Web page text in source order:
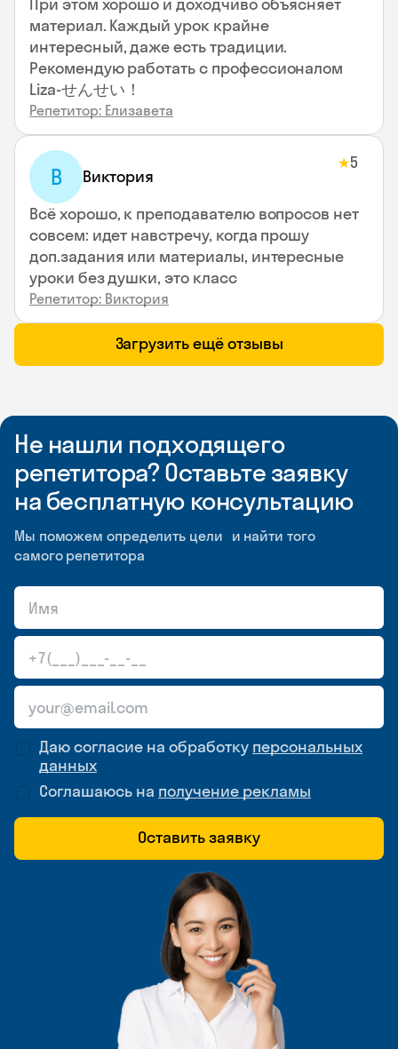
материал. Каждый урок крайне
интересный, даже есть традиции.
Рекомендую работать с профессионалом
Liza-せんせい！
Репетитор: Елизавета
В Виктория
★5
Всё хорошо, к преподавателю вопросов нет
совсем: идет навстречу, когда прошу
доп.задания или материалы, интересные
уроки без душки, это класс
Репетитор: Виктория
Загрузить ещё отзывы
Не нашли подходящего
репетитора? Оставьте заявку
на бесплатную консультацию
Мы поможем определить цели и найти того
самого репетитора
Даю согласие на обработку персональных
данных
Соглашаюсь на получение рекламы
Оставить заявку